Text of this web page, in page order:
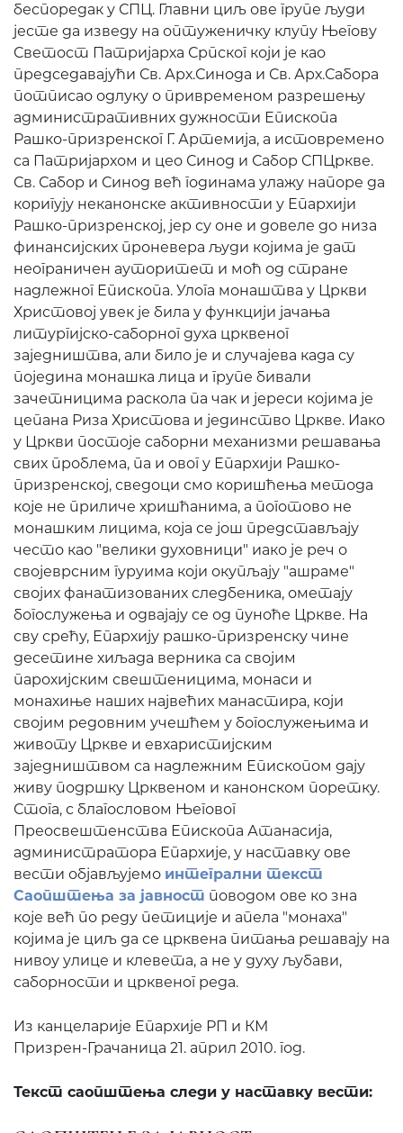
беспоредак у СПЦ. Главни циљ ове групе људи
јесте да изведу на оптуженичку клупу Његову
Светост Патријарха Српског који је као
председавајући Св. Арх.Синода и Св. Арх.Сабора
потписао одлуку о привременом разрешењу
административних дужности Епископа
Рашко-призренског Г. Артемија, а истовремено
са Патријархом и цео Синод и Сабор СПЦркве.
Св. Сабор и Синод већ годинама улажу напоре да
коригују неканонске активности у Епархији
Рашко-призренској, јер су оне и довеле до низа
финансијских проневера људи којима је дат
неограничен ауторитет и моћ од стране
надлежног Епископа. Улога монаштва у Цркви
Христовој увек је била у функцији јачања
литургијско-саборног духа црквеног
заједништва, али било је и случајева када су
поједина монашка лица и групе бивали
зачетницима раскола па чак и јереси којима је
цепана Риза Христова и јединство Цркве. Иако
у Цркви постоје саборни механизми решавања
свих проблема, па и овог у Епархији Рашко-
призренској, сведоци смо коришћења метода
које не приличе хришћанима, а поготово не
монашким лицима, која се још представљају
често као "велики духовници" иако је реч о
својеврсним гуруима који окупљају "ашраме"
својих фанатизованих следбеника, ометају
богослужења и одвајају се од пуноће Цркве. На
сву срећу, Епархију рашко-призренску чине
десетине хиљада верника са својим
парохијским свештеницима, монаси и
монахиње наших највећих манастира, који
својим редовним учешћем у богослужењима и
животу Цркве и евхаристијским
заједништвом са надлежним Епископом дају
живу подршку Црквеном и канонском поретку.
Стога, с благословом Његовог
Преосвештенства Епископа Атанасија,
администратора Епархије, у наставку ове
вести објављујемо интегрални текст
Саопштења за јавност поводом ове ко зна
које већ по реду петиције и апела "монаха"
којима је циљ да се црквена питања решавају на
нивоу улице и клевета, а не у духу љубави,
саборности и црквеног реда.
Из канцеларије Епархије РП и КМ
Призрен-Грачаница 21. април 2010. год.
Текст саопштења следи у наставку вести: